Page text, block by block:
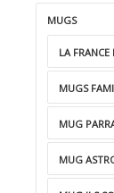
MUGS
LA FRANCE
MUGS
MUG
MUG